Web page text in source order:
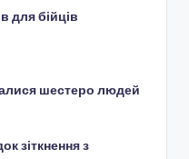
для бійців
шестеро людей
зіткнення з